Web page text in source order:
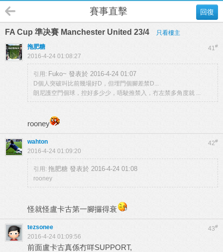
回復
賽事直擊
FA Cup 準决賽 Manchester United 23/4 只看樓主
41#
拖肥糖
2016-4-24 01:08:27
引用: Fuko~ 發表於 2016-4-24 01:07
D個人突破叫比前幾場好D，但埋門個腳差禁D...
朗尼護空門個球，控好多少少，唔駛推禁入，冇左禁多角度就 ...
rooney
42#
wahton
2016-4-24 01:09:20
引用: 拖肥糖 發表於 2016-4-24 01:08
rooney
怪就怪盧卡古第一腳攞得衰
43#
tezsonee
2016-4-24 01:09:56
前面盧卡古真係冇咩SUPPORT,